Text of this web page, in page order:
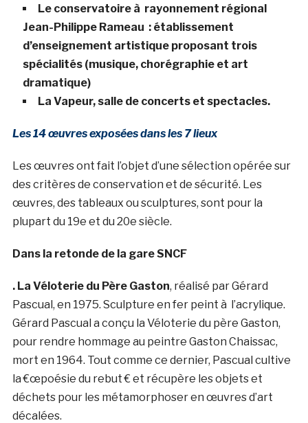
Le conservatoire à rayonnement régional
Jean-Philippe Rameau : établissement
d’enseignement artistique proposant trois
spécialités (musique, chorégraphie et art
dramatique)
La Vapeur, salle de concerts et spectacles.
Les 14 œuvres exposées dans les 7 lieux
Les œuvres ont fait l’objet d’une sélection opérée sur
des critères de conservation et de sécurité. Les
œuvres, des tableaux ou sculptures, sont pour la
plupart du 19e et du 20e siècle.
Dans la retonde de la gare SNCF
. La Véloterie du Père Gaston, réalisé par Gérard
Pascual, en 1975. Sculpture en fer peint à l’acrylique.
Gérard Pascual a conçu la Véloterie du père Gaston,
pour rendre hommage au peintre Gaston Chaissac,
mort en 1964. Tout comme ce dernier, Pascual cultive
la €œpoésie du rebut € et récupère les objets et
déchets pour les métamorphoser en œuvres d’art
décalées.